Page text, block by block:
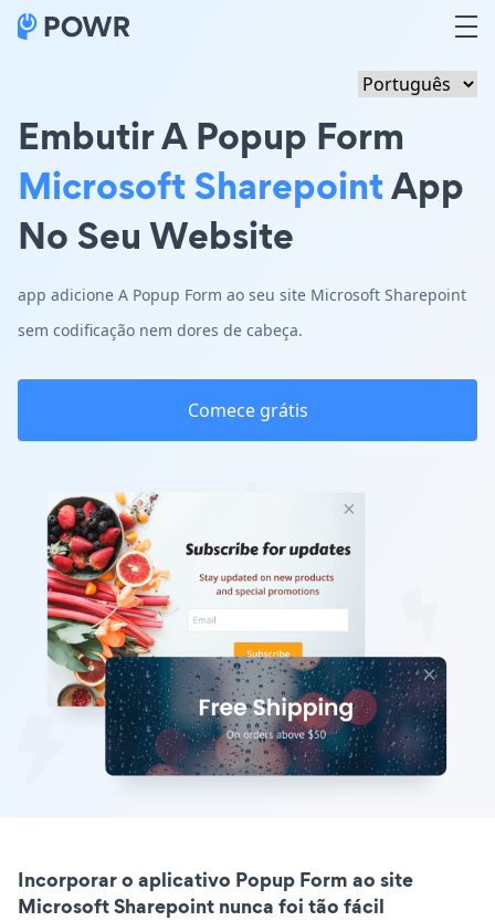
Embutir A Popup Form
Microsoft SharepointApp
No Seu Website
app adicione A Popup Form ao seu site Microsoft Sharepoint
sem codificação nem dores de cabeça.
Comece grátis
Incorporar o aplicativo Popup Form ao site
Microsoft Sharepoint nunca foi tão fácil